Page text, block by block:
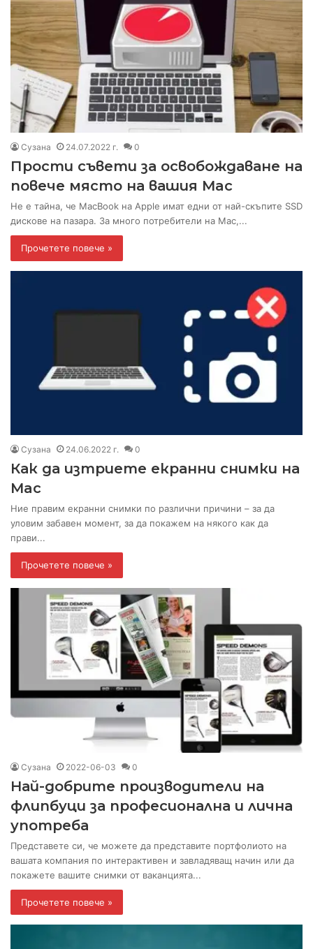
Сузана 24.07.2022 г. 0
Прости съвети за освобождаване на
повече място на вашия Mac
Не е тайна, че MacBook на Apple имат едни от най-скъпите SSD
дискове на пазара. За много потребители на Mac,...
Прочетете повече »
Сузана 24.06.2022 г. 0
Как да изтриете екранни снимки на
Mac
Ние правим екранни снимки по различни причини – за да
уловим забавен момент, за да покажем на някого как да
прави...
Прочетете повече »
Сузана 2022-06-03 0
Най-добрите производители на
флипбуци за професионална и лична
употреба
Представете си, че можете да представите портфолиото на
вашата компания по интерактивен и завладяващ начин или да
покажете вашите снимки от ваканцията...
Прочетете повече »